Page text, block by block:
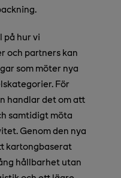
på hur vi
och partners kan
som möter nya
För
handlar det om att
samtidigt möta
Genom den nya
kartongbaserat
hållbarhet utan